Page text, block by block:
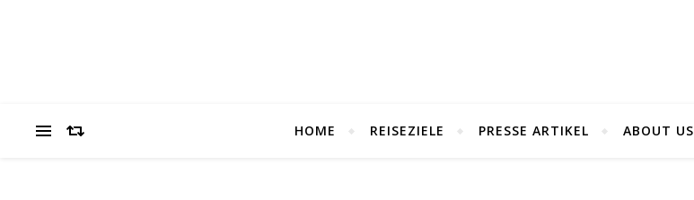
HOME REISEZIELE PRESSE ARTIKEL ABOUT US